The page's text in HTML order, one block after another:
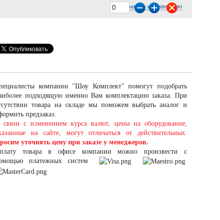
Добавить к сравнению
компании "Шоу Комплект" помогут подобрать
подходящую именно Вам комплектацию заказа. При
товара на складе мы поможем выбрать аналог и
предзаказ.
с изменением курса валют, цены на оборудование,
на сайте, могут отличаться от действительных.
уточнять цену при заказе у менеджеров.
товара в офисе компании можно произвести с
платежных систем